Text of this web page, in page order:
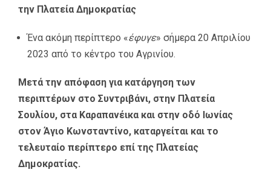
την Πλατεία Δημοκρατίας
Ένα ακόμη περίπτερο «έφυγε» σήμερα 20 Απριλίου
2023 από το κέντρο του Αγρινίου.
Μετά την απόφαση για κατάργηση των
περιπτέρων στο Συντριβάνι, στην Πλατεία
Σουλίου, στα Καραπανέικα και στην οδό Ιωνίας
στον Άγιο Κωνσταντίνο, καταργείται και το
τελευταίο περίπτερο επί της Πλατείας
Δημοκρατίας.